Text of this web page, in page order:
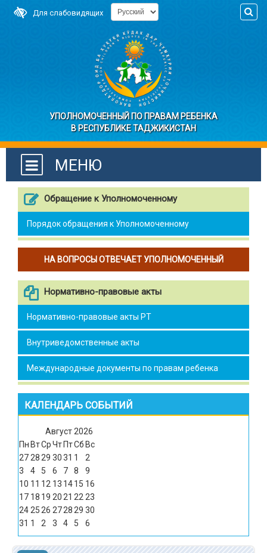
Для слабовидящих
УПОЛНОМОЧЕННЫЙ ПО ПРАВАМ РЕБЕНКА
В РЕСПУБЛИКЕ ТАДЖИКИСТАН
МЕНЮ
Обращение к Уполномоченному
Порядок обращения к Уполномоченному
НА ВОПРОСЫ ОТВЕЧАЕТ УПОЛНОМОЧЕННЫЙ
Нормативно-правовые акты
Нормативно-правовые акты РТ
Внутриведомственные акты
Международные документы по правам ребенка
КАЛЕНДАРЬ СОБЫТИЙ
Август2026
Пн ВтСрЧт ПтСб Вс
272829 3031 1
2
3
4 5 6 7 8
9
10 11 12 13 1415 16
17 18 19 2021 2223
242526 272829 30
31 1 2 3 4 5 6